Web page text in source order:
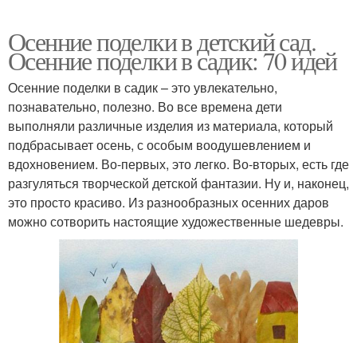
Осенние поделки в детский сад.
Осенние поделки в садик: 70 идей
Осенние поделки в садик – это увлекательно,
познавательно, полезно. Во все времена дети
выполняли различные изделия из материала, который
подбрасывает осень, с особым воодушевлением и
вдохновением. Во-первых, это легко. Во-вторых, есть где
разгуляться творческой детской фантазии. Ну и, наконец,
это просто красиво. Из разнообразных осенних даров
можно сотворить настоящие художественные шедевры.